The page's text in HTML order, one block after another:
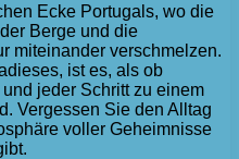
Ecke Portugals, wo die
Berge und die
miteinander verschmelzen.
ist es, als ob
jeder Schritt zu einem
Vergessen Sie den Alltag
voller Geheimnisse